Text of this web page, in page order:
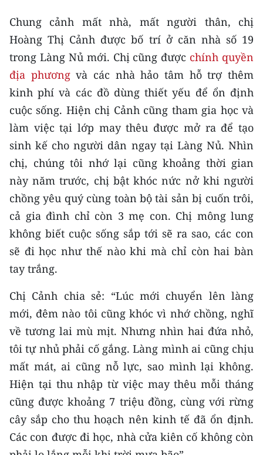
VỀ BÁO NHÂN DÂN
THỜI NAY
NHÂN DÂN CUỐI TUẦN
NHÂN DÂN HẰNG THÁNG
MUA BÁO
ĐỌC BÁO IN
ENGLISH
中文
FRANÇAIS
ESPAÑOL
Chung cảnh mất nhà, mất người thân, chị
Hoàng Thị Cảnh được bố trí ở căn nhà số 19
trong Làng Nủ mới. Chị cũng được chính quyền
địa phươngvà các nhà hảo tâm hỗ trợ thêm
kinh phí và các đồ dùng thiết yếu để ổn định
cuộc sống. Hiện chị Cảnh cũng tham gia học và
làm việc tại lớp may thêu được mở ra để tạo
sinh kế cho người dân ngay tại Làng Nủ. Nhìn
chị, chúng tôi nhớ lại cũng khoảng thời gian
này năm trước, chị bật khóc nức nở khi người
chồng yêu quý cùng toàn bộ tài sản bị cuốn trôi,
cả gia đình chỉ còn 3 mẹ con. Chị mông lung
không biết cuộc sống sắp tới sẽ ra sao, các con
sẽ đi học như thế nào khi mà chỉ còn hai bàn
tay trắng.
Chị Cảnh chia sẻ: “Lúc mới chuyển lên làng
mới, đêm nào tôi cũng khóc vì nhớ chồng, nghĩ
về tương lai mù mịt. Nhưng nhìn hai đứa nhỏ,
tôi tự nhủ phải cố gắng. Làng mình ai cũng chịu
mất mát, ai cũng nỗ lực, sao mình lại không.
Hiện tại thu nhập từ việc may thêu mỗi tháng
cũng được khoảng 7 triệu đồng, cùng với rừng
cây sắp cho thu hoạch nên kinh tế đã ổn định.
Các con được đi học, nhà cửa kiên cố không còn